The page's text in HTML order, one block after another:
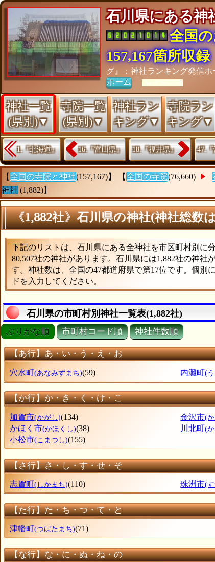
石川県にある
全国
157,167箇所収録
グ』：神社ランキング発信ホ
ホーム
[As of 26/07/28]
神社一覧
(県別)▼
寺院一覧
(県別)▼
神社ラン
キング▼
寺院ラン
キング▼
1.『北海道』 16.『富山県』 18.『福井県』 47.
【 全国の寺院と神社(157,167)】 【 全国の寺院(76,660)
神社 (1,882)】
《1,882社》石川県の神社(神社総数
下記のリストは、石川県にある全神社を市区町村別に
80,507社の神社があります。石川県には1,882社の神社
す。神社数は、全国の47都道府県で第17位です。個別
ドを入力してください。
石川県の市町村別神社一覧表(1,882社)
ぶりがな順 市町村コード順 神社件数順
【あ行】あ・い・う・え・お
穴水町(あなみずまち)(59) 内灘町(
【か行】か・き・く・け・こ
加賀市(かがし)(134) 金沢市(
かほく市(かほくし)(38) 川北町(
小松市(こまつし)(155)
【さ行】さ・し・す・せ・そ
志賀町(しかまち)(110) 珠洲市(
【た行】た・ち・つ・て・と
津幡町(つばたまち)(71)
【な行】な・に・ぬ・ね・の